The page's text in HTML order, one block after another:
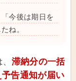
今後は期日を
ね。
滞納分の一括
告通知が届い